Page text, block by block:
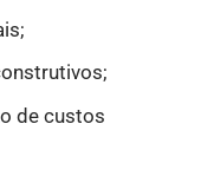
de custos